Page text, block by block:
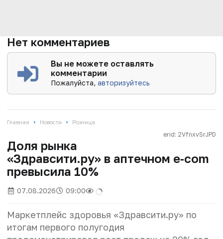
Нет комментариев
Вы не можете оставлять
комментарии
Пожалуйста,авторизуйтесь
Главная • Новости • Розница
erid: 2VfnxvSrJPD
Доля рынка
«Здравсити.ру» в аптечном e‑com
превысила 10%
07.08.2026 09:00
Маркетплейс здоровья «Здравсити.ру» по
итогам первого полугодия